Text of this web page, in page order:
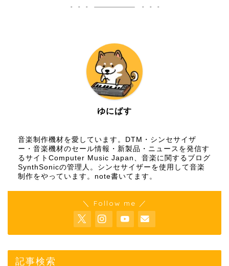
ゆにばす
音楽制作機材を愛しています。DTM・シンセサイザ
ー・音楽機材のセール情報・新製品・ニュースを発信す
るサイトComputer Music Japan、音楽に関するブログ
SynthSonicの管理人。シンセサイザーを使用して音楽
制作をやっています。 note書いてます。
＼ Follow me ／
記事検索